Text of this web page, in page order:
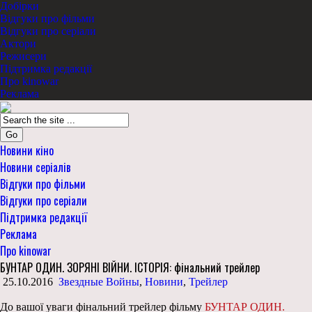
Добірки
Відгуки про фільми
Відгуки про серіали
Актори
Режисери
Підтримка редакції
Про kinowar
Реклама
Go
Новини кіно
Новини серіалів
Відгуки про фільми
Відгуки про серіали
Підтримка редакції
Реклама
Про kinowar
БУНТАР ОДИН. ЗОРЯНІ ВІЙНИ. ІСТОРІЯ: фінальний трейлер
25.10.2016 Звездные Войны, Новини, Трейлер
До вашої уваги фінальний трейлер фільму БУНТАР ОДИН.